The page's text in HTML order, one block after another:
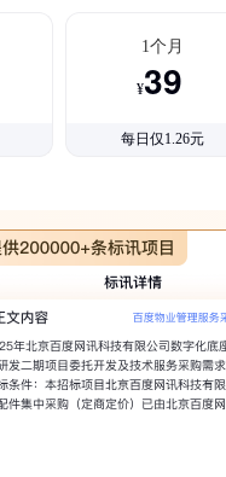
1个月
¥39
每日仅1.26元